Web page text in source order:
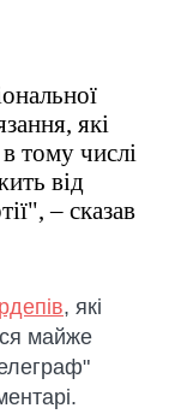
які
тому числі
від
– сказав
, які
майже